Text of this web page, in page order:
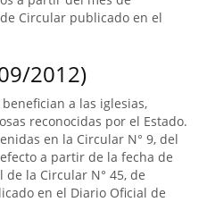
Circular publicado en el
2012)
a las iglesias,
reconocidas por el Estado.
en la Circular N° 9, del
a partir de la fecha de
la Circular N° 45, de
en el Diario Oficial de